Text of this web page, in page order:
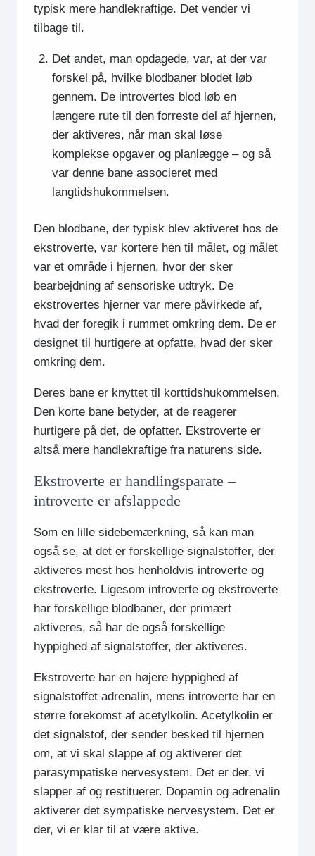
typisk mere handlekraftige. Det vender vi
tilbage til.
Det andet, man opdagede, var, at der var
forskel på, hvilke blodbaner blodet løb
gennem. De introvertes blod løb en
længere rute til den forreste del af hjernen,
der aktiveres, når man skal løse
komplekse opgaver og planlægge – og så
var denne bane associeret med
langtidshukommelsen.
Den blodbane, der typisk blev aktiveret hos de
ekstroverte, var kortere hen til målet, og målet
var et område i hjernen, hvor der sker
bearbejdning af sensoriske udtryk. De
ekstrovertes hjerner var mere påvirkede af,
hvad der foregik i rummet omkring dem. De er
designet til hurtigere at opfatte, hvad der sker
omkring dem.
Deres bane er knyttet til korttidshukommelsen.
Den korte bane betyder, at de reagerer
hurtigere på det, de opfatter. Ekstroverte er
altså mere handlekraftige fra naturens side.
Ekstroverte er handlingsparate –
introverte er afslappede
Som en lille sidebemærkning, så kan man
også se, at det er forskellige signalstoffer, der
aktiveres mest hos henholdvis introverte og
ekstroverte. Ligesom introverte og ekstroverte
har forskellige blodbaner, der primært
aktiveres, så har de også forskellige
hyppighed af signalstoffer, der aktiveres.
Ekstroverte har en højere hyppighed af
signalstoffet adrenalin, mens introverte har en
større forekomst af acetylkolin. Acetylkolin er
det signalstof, der sender besked til hjernen
om, at vi skal slappe af og aktiverer det
parasympatiske nervesystem. Det er der, vi
slapper af og restituerer. Dopamin og adrenalin
aktiverer det sympatiske nervesystem. Det er
der, vi er klar til at være aktive.